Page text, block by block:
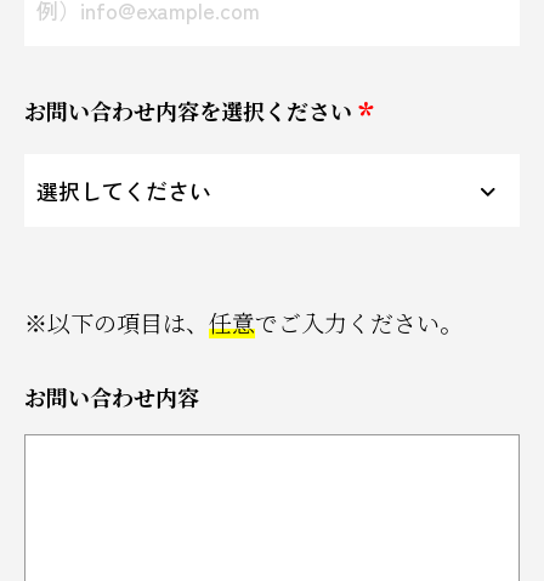
お問い合わせ内容を選択ください
※以下の項目は、 任意でご入力ください。
お問い合わせ内容